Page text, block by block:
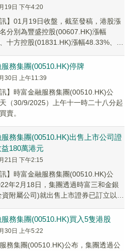
19日 下午4:20
訊】01月19日收盤，截至發稿，港股漲
分別為豐盛控股(00607.HK)漲幅
十方控股(01831.HK)漲幅48.33%、百
務集團(00510.HK)停牌
30日 上午11:39
訊】時富金融服務集團(00510.HK)公
（30/9/2025）上午十一時二十八分起
賣。
務集團(00510.HK)出售上市公司證
180萬港元
21日 下午2:15
訊】時富金融服務集團(00510.HK)公
年2月18日，集團透過時富三和金銀
附屬公司)就出售上市證券已訂立以下
務集團(00510.HK)買入5隻港股
30日 上午5:22
務集團(00510.HK)公布，集團透過公